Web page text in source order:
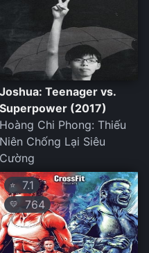
Joshua: Teenager vs.
Superpower (2017)
Hoàng Chi Phong: Thiếu
Niên Chống Lại Siêu
Cường
⭐ 7.1
💛 764